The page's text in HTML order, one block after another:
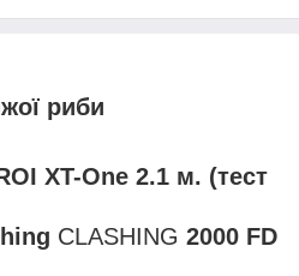
риби
XT-One 2.1 м. (тест
CLASHING 2000 FD